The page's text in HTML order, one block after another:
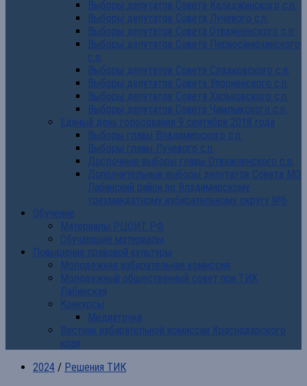
Выборы депутатов Совета Каладжинского с.п.
Выборы депутатов Совета Лучевого с.п.
Выборы депутатов Совета Отважненского с.п.
Выборы депутатов Совета Первосинюхинского
с.п.
Выборы депутатов Совета Сладковского с.п.
Выборы депутатов Совета Упорненского с.п.
Выборы депутатов Совета Харьковского с.п.
Выборы депутатов Совета Чамлыкского с.п.
Единый день голосования 9 сентября 2018 года
Выборы главы Владимирского с.п.
Выборы главы Лучевого с.п.
Досрочные выборы главы Отважненского с.п.
Дополнительные выборы депутатов Совета МО
Лабинский район по Владимирскому
трехмандатному избирательному округу №6
Обучение
Материалы РЦОИТ РФ
Обучающие материалы
Повышение правовой культуры
Молодежная избирательная комиссия
Молодежный общественный совет при ТИК
Лабинская
Конкурсы
Медиаточка
Вестник избирательной комиссии Краснодарского
края
2024 / Решения ТИК